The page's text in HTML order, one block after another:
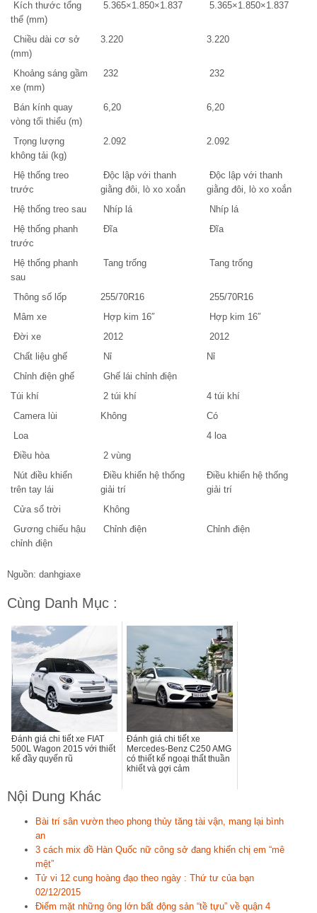
Kích thước tổng
thể (mm)
5.365×1.850×1.837 5.365×1.850×1.837
Chiều dài cơ sở
(mm)
3.220 3.220
Khoảng sáng gầm
xe (mm)
232 232
Bán kính quay
vòng tối thiểu (m)
6,20 6,20
Trọng lượng
không tải (kg)
2.092 2.092
Hệ thống treo
trước
Độc lập với thanh
giằng đôi, lò xo xoắn
Độc lập với thanh
giằng đôi, lò xo xoắn
Hệ thống treo sau
Nhíp lá
Nhíp lá
Hệ thống phanh
trước
Đĩa Đĩa
Hệ thống phanh
sau
Tang trống Tang trống
Thông số lốp 255/70R16
255/70R16
Mâm xe
Hợp kim 16″
Hợp kim 16″
Đời xe
2012
2012
Chất liệu ghế
Nỉ
Nỉ
Chỉnh điện ghế
Ghế lái chỉnh điện
Túi khí
2 túi khí
4 túi khí
Camera lùi
Không
Có
Loa
4 loa
Điều hòa
2 vùng
Nút điều khiển
trên tay lái
Điều khiển hệ thống
giải trí
Điều khiển hệ thống
giải trí
Cửa sổ trời
Không
Gương chiếu hậu
chỉnh điện
Chỉnh điện Chỉnh điện
Nguồn: danhgiaxe
Cùng Danh Mục :
Đánh giá chi tiết xe FIAT
500L Wagon 2015 với thiết
kế đầy quyến rũ
Đánh giá chi tiết xe
Mercedes-Benz C250 AMG
có thiết kế ngoại thất thuần
khiết và gợi cảm
Nội Dung Khác
Bài trí sân vườn theo phong thủy tăng tài vận, mang lại bình
an
3 cách mix đồ Hàn Quốc nữ công sở đang khiến chị em “mê
mệt”
Tử vi 12 cung hoàng đạo theo ngày : Thứ tư của bạn
02/12/2015
Điểm mặt những ông lớn bất động sản “tề tựu” về quận 4